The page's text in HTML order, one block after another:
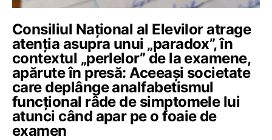
Consiliul Național al Elevilor atrage
atenția asupra unui „paradox”, în
contextul „perlelor” de la examene,
apărute în presă: Aceeași societate
care deplânge analfabetismul
funcțional râde de simptomele lui
atunci când apar pe o foaie de
examen